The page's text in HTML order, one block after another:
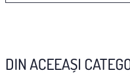
DIN ACEEAȘI